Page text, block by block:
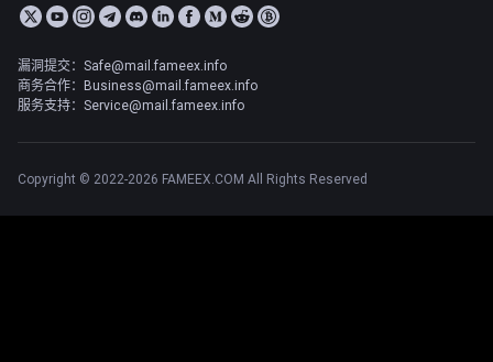
漏洞提交：Safe@mail.fameex.info
商务合作：Business@mail.fameex.info
服务支持：Service@mail.fameex.info
Copyright © 2022-2026 FAMEEX.COM All Rights Reserved